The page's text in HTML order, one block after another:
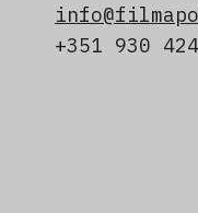
+351 930